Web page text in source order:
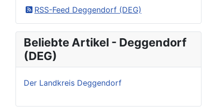
RSS-Feed Deggendorf (DEG)
Beliebte Artikel - Deggendorf
(DEG)
Der Landkreis Deggendorf